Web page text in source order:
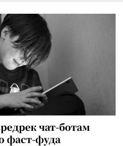
чат-ботам
фаст-фуда